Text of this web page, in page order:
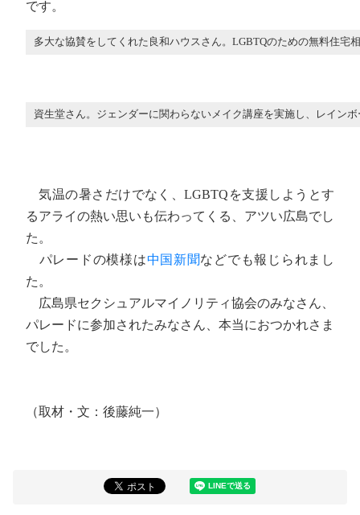
です。
多大な協賛をしてくれた良和ハウスさん。LGBTQのための無料住宅
資生堂さん。ジェンダーに関わらないメイク講座を実施し、レイン
気温の暑さだけでなく、LGBTQを支援しようとす
るアライの熱い思いも伝わってくる、アツい広島でし
た。
パレードの模様は中国新聞などでも報じられまし
た。
広島県セクシュアルマイノリティ協会のみなさん、
パレードに参加されたみなさん、本当におつかれさま
でした。
（取材・文：後藤純一）